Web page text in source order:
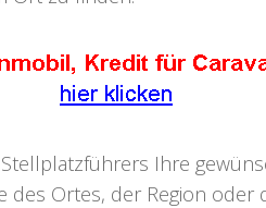
Ihre
Ortes, der Region oder